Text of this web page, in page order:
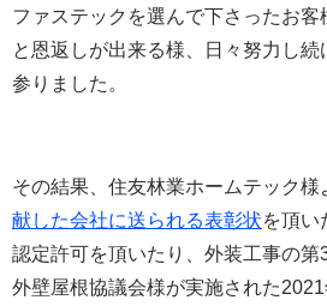
ファステックを選んで下さったお客
と恩返しが出来る様、日々努力し続
参りました。
その結果、 住友林業ホームテック様
献した会社に送られる表彰状を頂い
認定許可を頂いたり、外装工事の第
外壁屋根協議会様が実施された